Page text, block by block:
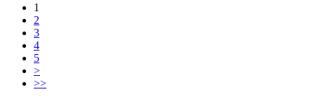
1
2
3
4
5
>
>>